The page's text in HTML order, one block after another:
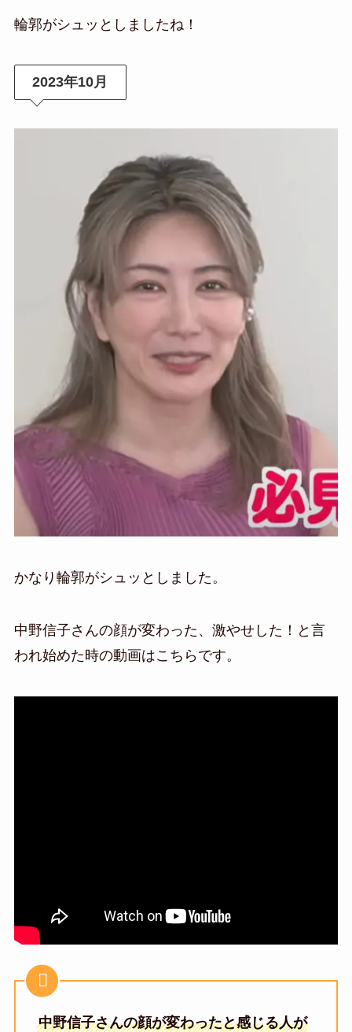
輪郭がシュッとしましたね！
2023年10月
かなり輪郭がシュッとしました。
中野信子さんの顔が変わった、激やせした！と言
われ始めた時の動画はこちらです。
中野信子さんの顔が変わったと感じる人が